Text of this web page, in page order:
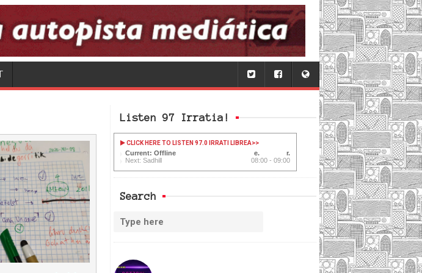
Listen 97 Irratia!
CLICK HERE TO LISTEN 97.0 IRRATI LIBREA>>
Current: Offline
Next: Sadhill
08:00 - 09:00
Search